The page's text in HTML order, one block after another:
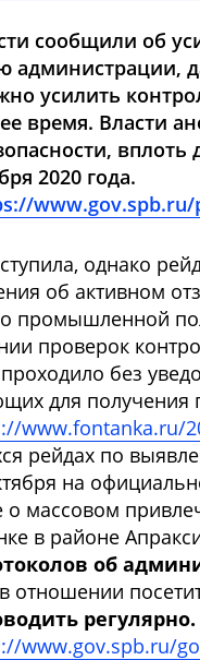
сообщили об
администрации,
усилить
время. Власти
2020 года.
www.gov.spb.ru/
однако
об активном
промышленной
проверок
без
для получения
www.fontanka.ru/
рейдах по
на
массовом
в районе
об
отношении
регулярно.
www.gov.spb.ru/